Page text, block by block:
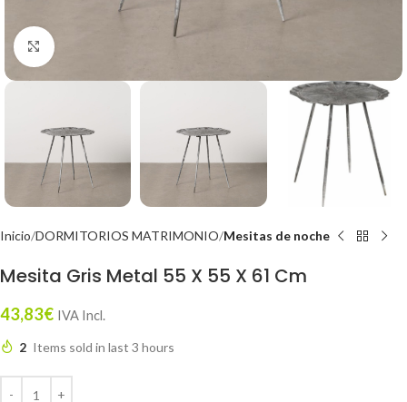
Click to enlarge
Inicio DORMITORIOS MATRIMONIO Mesitas de noche
Mesita Gris Metal 55 X 55 X 61 Cm
43,83€ IVA Incl.
2 Items sold in last 3 hours